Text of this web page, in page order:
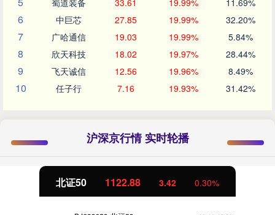
蜀道装备 33.61 19.99% 11.69%
6 中巨芯 27.85 19.99% 32.20%
7 广哈通信 19.03 19.99% 5.84%
8 欣天科技 18.02 19.97% 28.44%
9 飞天诚信 12.56 19.96% 8.49%
10 任子行 7.16 19.93% 31.42%
沪深京行情 实时轮播
北证50 1122.88 3.42 0.30%